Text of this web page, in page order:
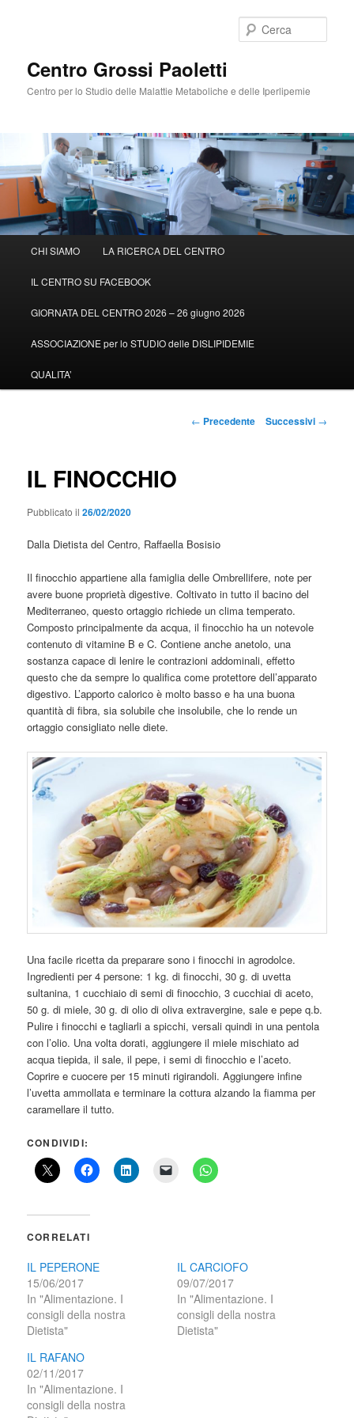
Centro Grossi Paoletti
Centro per lo Studio delle Malattie Metaboliche e delle Iperlipemie
principale
Vai
al
contenuto
CHI SIAMO LA RICERCA DEL CENTRO
IL CENTRO SU FACEBOOK
GIORNATA DEL CENTRO 2026 – 26 giugno 2026
ASSOCIAZIONE per lo STUDIO delle DISLIPIDEMIE
QUALITA’
Navigazione
← Precedente Successivi →
IL FINOCCHIO
Pubblicato il26/02/2020
Dalla Dietista del Centro, Raffaella Bosisio
Il finocchio appartiene alla famiglia delle Ombrellifere, note per
avere buone proprietà digestive. Coltivato in tutto il bacino del
Mediterraneo, questo ortaggio richiede un clima temperato.
Composto principalmente da acqua, il finocchio ha un notevole
contenuto di vitamine B e C. Contiene anche anetolo, una
sostanza capace di lenire le contrazioni addominali, effetto
questo che da sempre lo qualifica come protettore dell’apparato
digestivo. L’apporto calorico è molto basso e ha una buona
quantità di fibra, sia solubile che insolubile, che lo rende un
ortaggio consigliato nelle diete.
Una facile ricetta da preparare sono i finocchi in agrodolce.
Ingredienti per 4 persone: 1 kg. di finocchi, 30 g. di uvetta
sultanina, 1 cucchiaio di semi di finocchio, 3 cucchiai di aceto,
50 g. di miele, 30 g. di olio di oliva extravergine, sale e pepe q.b.
Pulire i finocchi e tagliarli a spicchi, versali quindi in una pentola
con l’olio. Una volta dorati, aggiungere il miele mischiato ad
acqua tiepida, il sale, il pepe, i semi di finocchio e l’aceto.
Coprire e cuocere per 15 minuti rigirandoli. Aggiungere infine
l’uvetta ammollata e terminare la cottura alzando la fiamma per
caramellare il tutto.
CONDIVIDI:
CORRELATI
IL PEPERONE
15/06/2017
In "Alimentazione. I
consigli della nostra
Dietista"
IL CARCIOFO
09/07/2017
In "Alimentazione. I
consigli della nostra
Dietista"
IL RAFANO
02/11/2017
In "Alimentazione. I
consigli della nostra